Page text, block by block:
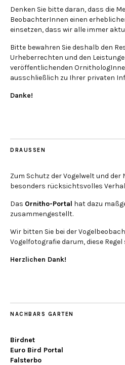
Denken Sie bitte daran, dass die
BeobachterInnen einen
einsetzen, dass wir alle immer
Bitte bewahren Sie deshalb den
Urheberrechten und den
veröffentlichenden
ausschließlich zu Ihrer privaten
Danke!
DRAUSSEN
Zum Schutz der Vogelwelt und der
besonders rücksichtsvolles
Das Ornitho-Portal hat dazu
zusammengestellt.
Wir bitten Sie bei der
Vogelfotografie darum, diese
Herzlichen Dank!
NACHBARS GARTEN
Birdnet
Euro Bird Portal
Falsterbo